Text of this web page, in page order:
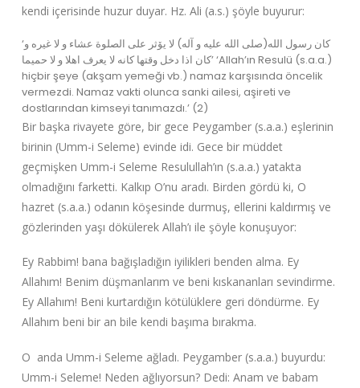
kendi içerisinde huzur duyar. Hz. Ali (a.s.) şöyle buyurur:
‘كان رسول الله(صلى الله عليه و آله) لا يۆثر على الصلوة عشاء و لا غيره و
كان اذا دخل وقتها كانه لا يعرف اهلا و لا حميما’ ‘Allah’ın Resulü (s.a.a.)
hiçbir şeye (akşam yemeği vb.) namaz karşısında öncelik
vermezdi. Namaz vakti olunca sanki ailesi, aşireti ve
dostlarından kimseyi tanımazdı.’ (2)
Bir başka rivayete göre, bir gece Peygamber (s.a.a.) eşlerinin
birinin (Umm-i Seleme) evinde idi. Gece bir müddet
geçmişken Umm-i Seleme Resulullah’ın (s.a.a.) yatakta
olmadığını farketti. Kalkıp O’nu aradı. Birden gördü ki, O
hazret (s.a.a.) odanın köşesinde durmuş, ellerini kaldırmış ve
gözlerinden yaşı dökülerek Allah’ı ile şöyle konuşuyor:
Ey Rabbim! bana bağışladığın iyilikleri benden alma. Ey
Allahım! Benim düşmanlarım ve beni kıskananları sevindirme.
Ey Allahım! Beni kurtardığın kötülüklere geri döndürme. Ey
Allahım beni bir an bile kendi başıma bırakma.
O anda Umm-i Seleme ağladı. Peygamber (s.a.a.) buyurdu:
Umm-i Seleme! Neden ağlıyorsun? Dedi: Anam ve babam